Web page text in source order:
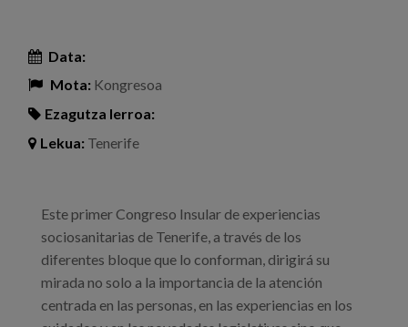
Data:
Mota: Kongresoa
Ezagutza lerroa:
Lekua: Tenerife
Este primer Congreso Insular de experiencias
sociosanitarias de Tenerife, a través de los
diferentes bloque que lo conforman, dirigirá su
mirada no solo a la importancia de la atención
centrada en las personas, en las experiencias en los